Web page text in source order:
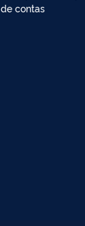
de contas